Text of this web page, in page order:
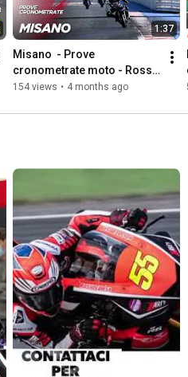
1:37
Misano  - Prove
cronometrate moto - Rosso
Corsa
154 views • 4 months ago